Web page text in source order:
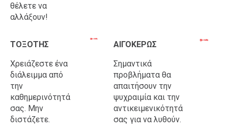
θέλετε να
αλλάξουν!
ΤΟΞΟΤΗΣ
Χρειάζεστε ένα
διάλειμμα από
την
καθημερινότητά
σας. Μην
διστάζετε.
ΑΙΓΟΚΕΡΩΣ
Σημαντικά
προβλήματα θα
απαιτήσουν την
ψυχραιμία και την
αντικειμενικότητά
σας για να λυθούν.